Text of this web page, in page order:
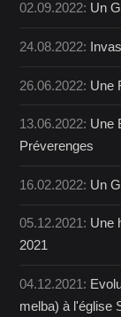
02.09.2022: Un
24.08.2022:
26.06.2022: Une
13.06.2022: Une
Préverenges
16.02.2022: Un
05.12.2021: Une
2021
04.12.2021:
melba) à l'église